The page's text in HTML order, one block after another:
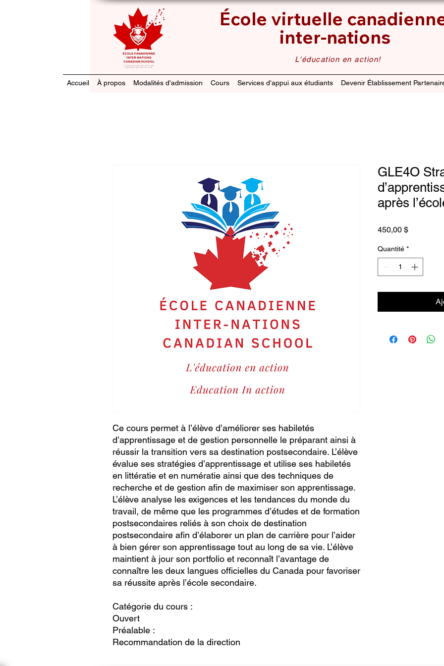
École virtuelle
inter-nations
L'éducation en action!
Accueil À propos Modalités d'admission Cours Services d'appui aux étudiants Devenir Établissement
Ce cours permet à l’élève d’améliorer ses habiletés
d’apprentissage et de gestion personnelle le préparant ainsi à
réussir la transition vers sa destination post­secondaire. L’élève
évalue ses stratégies d’apprentissage et utilise ses habiletés
en littératie et en numératie ainsi que des techniques de
recherche et de gestion afin de maximiser son apprentissage.
L’élève analyse les exigences et les tendances du monde du
travail, de même que les programmes d’études et de formation
postsecondaires reliés à son choix de destination
postsecondaire afin d’élaborer un plan de carrière pour l’aider
à bien gérer son apprentissage tout au long de sa vie. L’élève
maintient à jour son portfolio et reconnaît l’avantage de
connaître les deux langues officielles du Canada pour favoriser
sa réussite après l’école secondaire.
Catégorie du cours :
Ouvert
Préalable :
Recommandation de la direction
GLE4O
après
450,00 $Prix
Quantité *